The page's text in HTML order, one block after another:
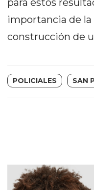
Y
CAMPANA
DE
DE
(BUENOS
AIRES)
para estos
importancia de
construcción de
POLICIALES SAN